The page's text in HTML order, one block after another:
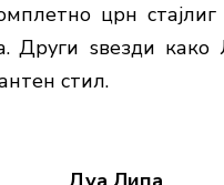
црн
Други ѕвезди
стил.